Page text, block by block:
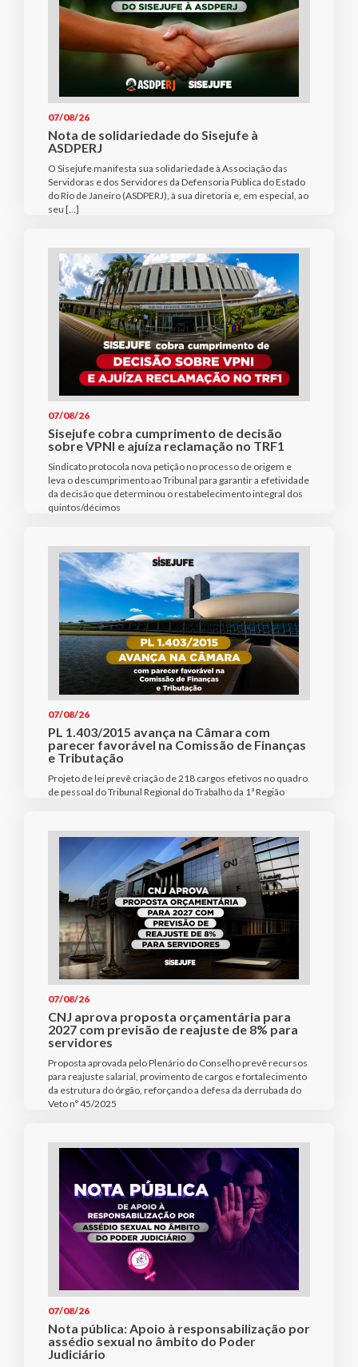
07/08/26
Nota de solidariedade do Sisejufe à
ASDPERJ
O Sisejufe manifesta sua solidariedade à Associação das
Servidoras e dos Servidores da Defensoria Pública do Estado
do Rio de Janeiro (ASDPERJ), à sua diretoria e, em especial, ao
seu […]
07/08/26
Sisejufe cobra cumprimento de decisão
sobre VPNI e ajuíza reclamação no TRF1
Sindicato protocola nova petição no processo de origem e
leva o descumprimento ao Tribunal para garantir a efetividade
da decisão que determinou o restabelecimento integral dos
quintos/décimos
07/08/26
PL 1.403/2015 avança na Câmara com
parecer favorável na Comissão de Finanças
e Tributação
Projeto de lei prevê criação de 218 cargos efetivos no quadro
de pessoal do Tribunal Regional do Trabalho da 1ª Região
07/08/26
CNJ aprova proposta orçamentária para
2027 com previsão de reajuste de 8% para
servidores
Proposta aprovada pelo Plenário do Conselho prevê recursos
para reajuste salarial, provimento de cargos e fortalecimento
da estrutura do órgão, reforçando a defesa da derrubada do
Veto nº 45/2025
07/08/26
Nota pública: Apoio à responsabilização por
assédio sexual no âmbito do Poder
Judiciário